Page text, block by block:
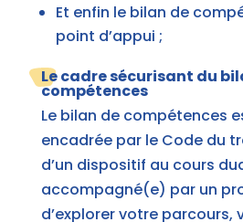
Et enfin le bilan de
point d’appui ;
Le cadre sécurisant du
compétences
Le bilan de compétences
encadrée par le Code du
d’un dispositif au cours
accompagné(e) par un
d’explorer votre parcours,